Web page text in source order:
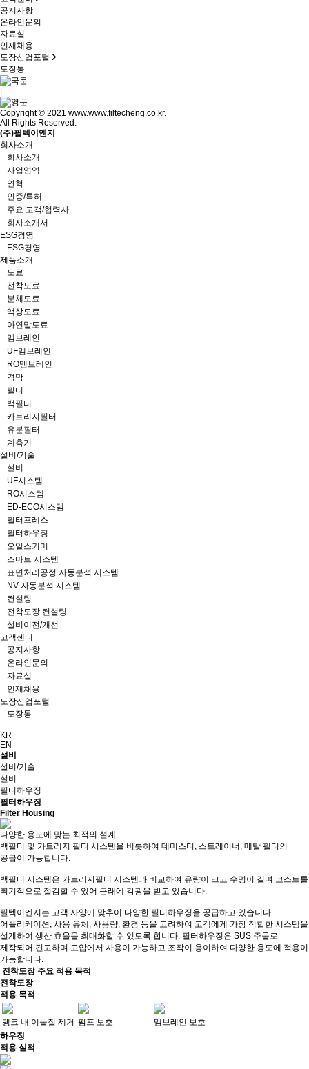
공지사항
온라인문의
자료실
인재채용
도장산업포털
도장통
Copyright © 2021 www.www.filtecheng.co.kr.
All Rights Reserved.
(주)필텍이엔지
회사소개
회사소개
사업영역
연혁
인증/특허
주요 고객/협력사
회사소개서
ESG경영
ESG경영
제품소개
도료
전착도료
분체도료
액상도료
아연말도료
멤브레인
UF멤브레인
RO멤브레인
격막
필터
백필터
카트리지필터
유분필터
계측기
설비/기술
설비
UF시스템
RO시스템
ED-ECO시스템
필터프레스
필터하우징
오일스키머
스마트 시스템
표면처리공정 자동분석 시스템
NV 자동분석 시스템
컨설팅
전착도장 컨설팅
설비이전/개선
고객센터
공지사항
온라인문의
자료실
인재채용
도장산업포털
도장통
KR
EN
설비
설비/기술
설비
필터하우징
필터하우징
Filter Housing
다양한 용도에 맞는 최적의 설계
백필터 및 카트리지 필터 시스템을 비롯하여 데미스터, 스트레이너, 메탈 필터의
공급이 가능합니다.
백필터 시스템은 카트리지필터 시스템과 비교하여 유량이 크고 수명이 길며 코스트를
획기적으로 절감할 수 있어 근래에 각광을 받고 있습니다.
필텍이엔지는 고객 사양에 맞추어 다양한 필터하우징을 공급하고 있습니다.
어플리케이션, 사용 유체, 사용량, 환경 등을 고려하여 고객에게 가장 적합한 시스템을
설계하여 생산 효율을 최대화할 수 있도록 합니다. 필터하우징은 SUS 주물로
제작되어 견고하며 고압에서 사용이 가능하고 조작이 용이하여 다양한 용도에 적용이
가능합니다.
전착도장 주요 적용 목적
전착도장
적용 목적
탱크 내 이물질 제거 펌프 보호
멤브레인 보호
하우징
적용 실적